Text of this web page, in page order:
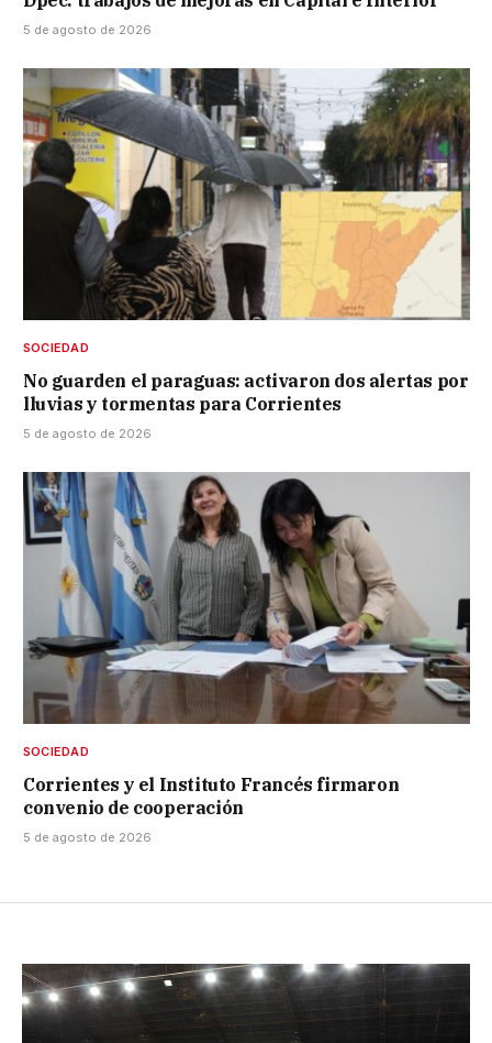
5 de agosto de 2026
SOCIEDAD
No guarden el paraguas: activaron dos alertas por
lluvias y tormentas para Corrientes
5 de agosto de 2026
SOCIEDAD
Corrientes y el Instituto Francés firmaron
convenio de cooperación
5 de agosto de 2026